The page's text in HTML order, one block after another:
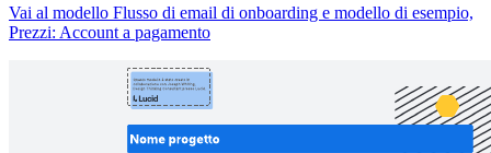
Vai al modello Flusso di email di onboarding e modello di esempio,
Prezzi: Account a pagamento